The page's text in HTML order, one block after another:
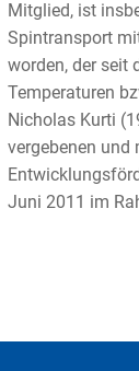
Mitglied, ist
Spintransport
worden, der seit
Temperaturen
Nicholas Kurti
vergebenen und
Juni 2011 im